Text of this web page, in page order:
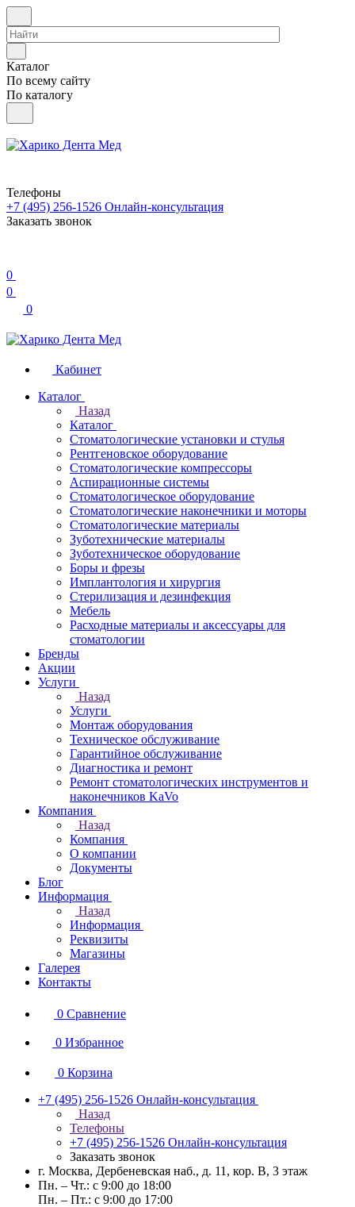
Каталог
По всему сайту
По каталогу
Телефоны
+7 (495) 256-1526 Онлайн-консультация
Заказать звонок
0
0
0
Кабинет
Каталог
Назад
Каталог
Стоматологические установки и стулья
Рентгеновское оборудование
Стоматологические компрессоры
Аспирационные системы
Стоматологическое оборудование
Стоматологические наконечники и моторы
Стоматологические материалы
Зуботехнические материалы
Зуботехническое оборудование
Боры и фрезы
Имплантология и хирургия
Стерилизация и дезинфекция
Мебель
Расходные материалы и аксессуары для
стоматологии
Бренды
Акции
Услуги
Назад
Услуги
Монтаж оборудования
Техническое обслуживание
Гарантийное обслуживание
Диагностика и ремонт
Ремонт стоматологических инструментов и
наконечников KaVo
Компания
Назад
Компания
О компании
Документы
Блог
Информация
Назад
Информация
Реквизиты
Магазины
Галерея
Контакты
0 Сравнение
0 Избранное
0 Корзина
+7 (495) 256-1526 Онлайн-консультация
Назад
Телефоны
+7 (495) 256-1526 Онлайн-консультация
Заказать звонок
г. Москва, Дербеневская наб., д. 11, кор. В, 3 этаж
Пн. – Чт.: с 9:00 до 18:00
Пн. – Пт.: с 9:00 до 17:00